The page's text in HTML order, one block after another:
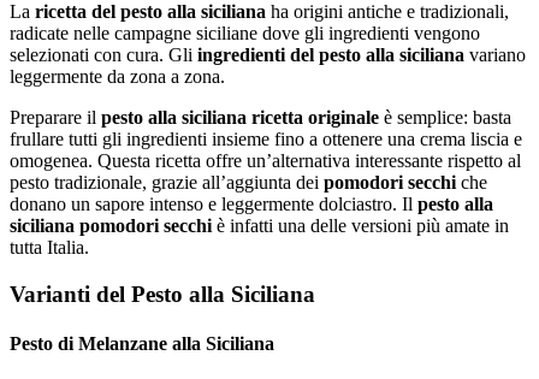
La ricetta del pesto alla siciliana ha origini antiche e tradizionali,
radicate nelle campagne siciliane dove gli ingredienti vengono
selezionati con cura. Gli ingredienti del pesto alla siciliana variano
leggermente da zona a zona.
Preparare il pesto alla siciliana ricetta originale è semplice: basta
frullare tutti gli ingredienti insieme fino a ottenere una crema liscia e
omogenea. Questa ricetta offre un’alternativa interessante rispetto al
pesto tradizionale, grazie all’aggiunta dei pomodori secchi che
donano un sapore intenso e leggermente dolciastro. Il pesto alla
siciliana pomodori secchi è infatti una delle versioni più amate in
tutta Italia.
Varianti del Pesto alla Siciliana
Pesto di Melanzane alla Siciliana